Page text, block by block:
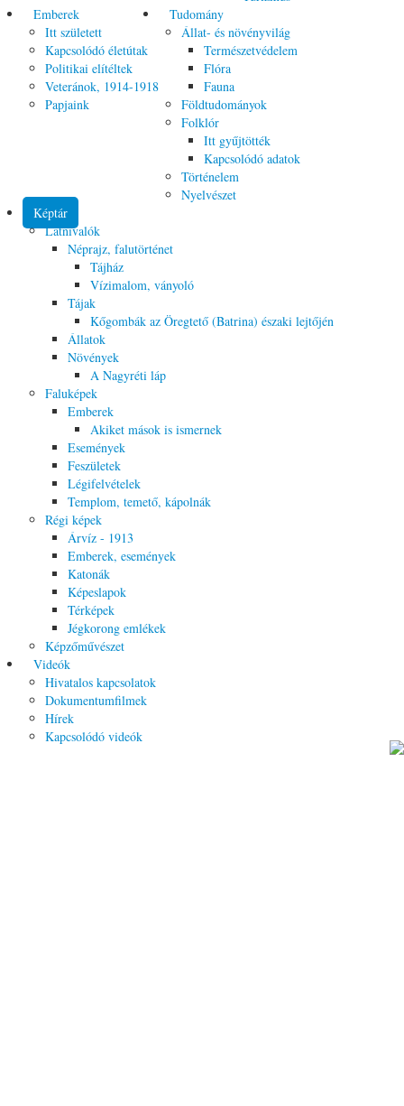
Emberek
Itt született
Kapcsolódó életútak
Politikai elítéltek
Veteránok, 1914-1918
Papjaink
Tudomány
Állat- és növényvilág
Természetvédelem
Flóra
Fauna
Földtudományok
Folklór
Itt gyűjtötték
Kapcsolódó adatok
Történelem
Nyelvészet
Képtár
Látnivalók
Néprajz, falutörténet
Tájház
Vízimalom, ványoló
Tájak
Kőgombák az Öregtető (Batrina) északi lejtőjén
Állatok
Növények
A Nagyréti láp
Faluképek
Emberek
Akiket mások is ismernek
Események
Feszületek
Légifelvételek
Templom, temető, kápolnák
Régi képek
Árvíz - 1913
Emberek, események
Katonák
Képeslapok
Térképek
Jégkorong emlékek
Képzőművészet
Videók
Hivatalos kapcsolatok
Dokumentumfilmek
Hírek
Kapcsolódó videók